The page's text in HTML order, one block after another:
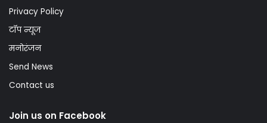
Privacy Policy
टॉप न्यूज
मनोरंजन
Send News
Contact us
Join us on Facebook